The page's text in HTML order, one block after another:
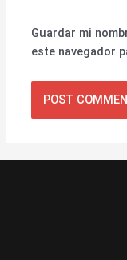
Guardar mi
este navegador